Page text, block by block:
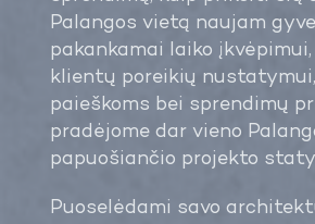
Palangos vietą naujam
pakankamai laiko
klientų poreikių
paieškoms bei sprendimų
pradėjome dar vieno
papuošiančio projekto
Puoselėdami savo